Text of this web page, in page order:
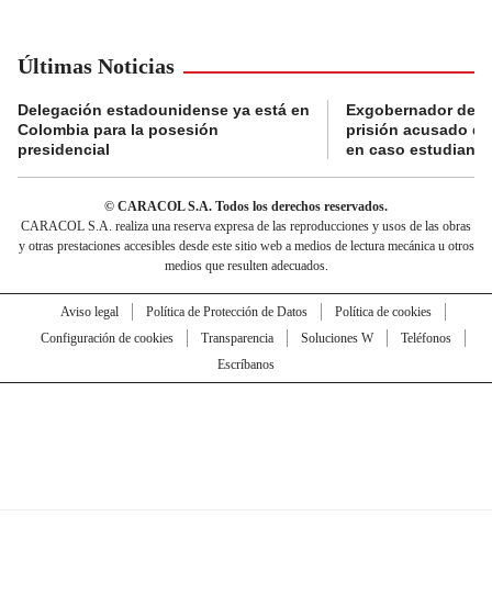
Últimas Noticias
Delegación estadounidense ya está en
Colombia para la posesión
presidencial
Exgobernador de
prisión acusado
en caso
© CARACOL S.A. Todos los derechos reservados.
CARACOL S.A. realiza una reserva expresa de las reproducciones y usos de las obras
y otras prestaciones accesibles desde este sitio web a medios de lectura mecánica u otros
medios que resulten adecuados.
Aviso legal Política de Protección de Datos
Política de cookies
Configuración de cookies
Transparencia Soluciones W
Teléfonos
Escríbanos